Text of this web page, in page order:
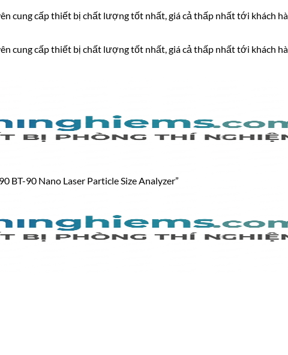
cung cấp thiết bị chất lượng tốt nhất, giá cả thấp nhất tới khách
cung cấp thiết bị chất lượng tốt nhất, giá cả thấp nhất tới khách
BT-90 Nano Laser Particle Size Analyzer”